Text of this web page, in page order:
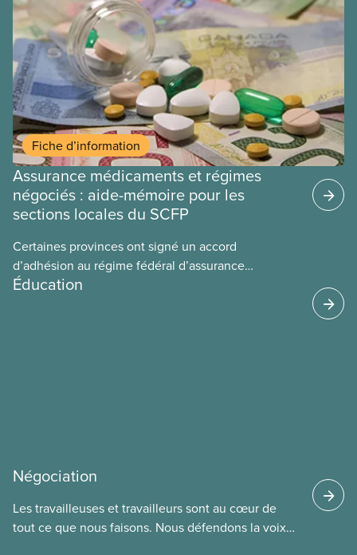
Fiche d’information
Assurance médicaments et régimes
négociés : aide-mémoire pour les
sections locales du SCFP
Certaines provinces ont signé un accord
d’adhésion au régime fédéral d’assurance
médicaments. Les sections locales du SCFP dans
Éducation
Négociation
Les travailleuses et travailleurs sont au cœur de
tout ce que nous faisons. Nous défendons la voix